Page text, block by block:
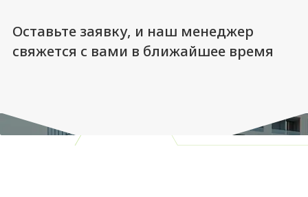
Оставьте заявку, и наш менеджер
свяжется с вами в ближайшее время